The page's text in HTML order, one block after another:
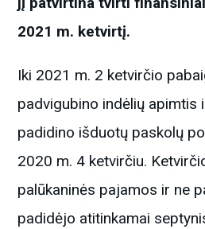
2021 m. ketvirtį.
Iki 2021 m. 2 ketvirčio
padvigubino indėlių apimtis
padidino išduotų paskolų
2020 m. 4 ketvirčiu.
palūkaninės pajamos ir ne
padidėjo atitinkamai